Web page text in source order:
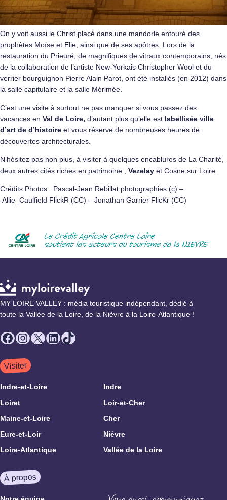
On y voit aussi le Christ placé dans une mandorle entouré des
prophètes Moïse et Elie, ainsi que de ses apôtres. Lors de la
restauration du Prieuré, de magnifiques de vitraux contemporains, nés
de la collaboration de l’artiste New-Yorkais Christopher Wool et du
verrier bourguignon Pierre Alain Parot, ont été installés (en 2012) dans
la salle capitulaire et la salle Mérimée.
C’est une visite à surtout ne pas manquer si vous passez des
vacances en Val de Loire, d’autant plus qu’elle est labellisée ville
d’art de d’histoire et vous réserve de nombreuses heures de
découvertes architecturales.
N’hésitez pas non plus, à visiter à quelques encablures de La Charité,
deux autres cités riches en patrimoine ; Vezelay et Cosne sur Loire
Crédits Photos : Pascal-Jean Rebillat photographies (c) –
Allie_Caulfield FlickR (CC) – Jonathan Garrier FlicKr (CC)
MY LOIRE VALLEY : média touristique indépendant, dédié à
toute la Vallée de la Loire, de la Nièvre à la Loire-Atlantique !
Facebook
Instagram
X LinkedIn
TikTok
Visiter
Indre-et-Loire
Indre
Loiret
Loir-et-Cher
Maine-et-Loire
Cher
Eure-et-Loir
Nièvre
Loire-Atlantique
Vallée de la Loire
À propos